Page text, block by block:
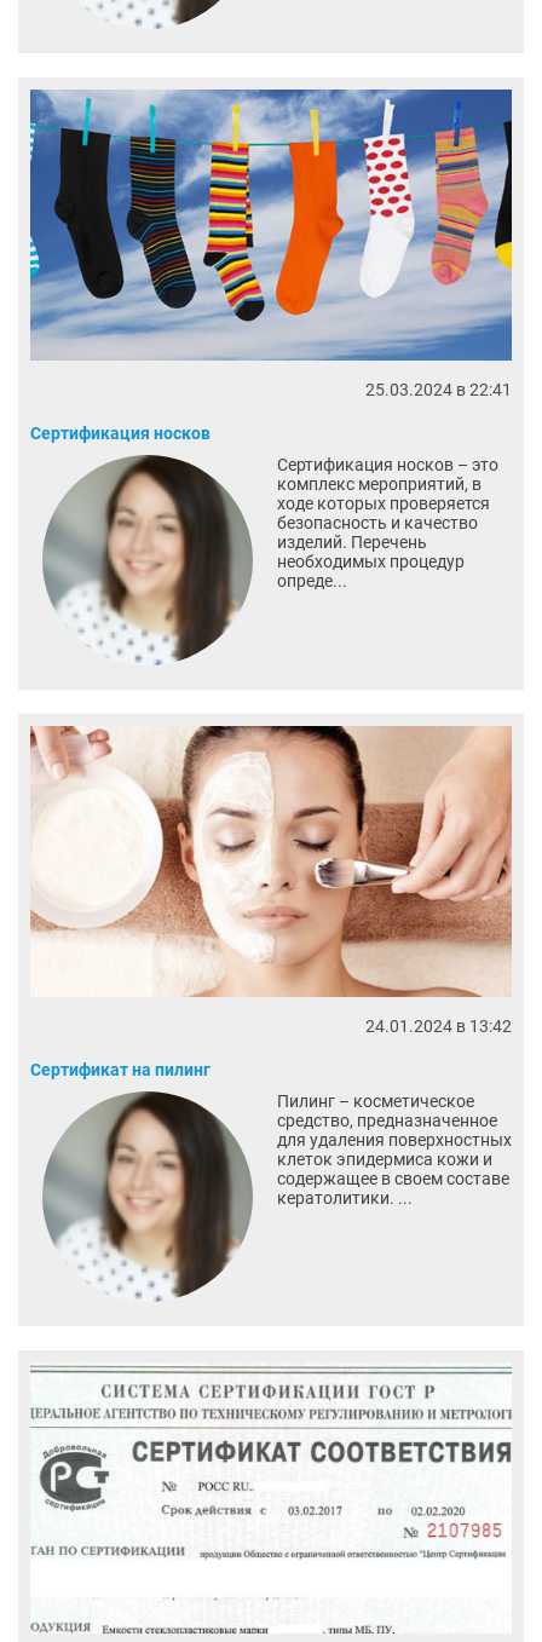
25.03.2024 в 22:41
Сертификация носков
Сертификация носков – это
комплекс мероприятий, в
ходе которых проверяется
безопасность и качество
изделий. Перечень
необходимых процедур
опреде...
24.01.2024 в 13:42
Сертификат на пилинг
Пилинг – косметическое
средство, предназначенное
для удаления поверхностных
клеток эпидермиса кожи и
содержащее в своем составе
кератолитики. ...